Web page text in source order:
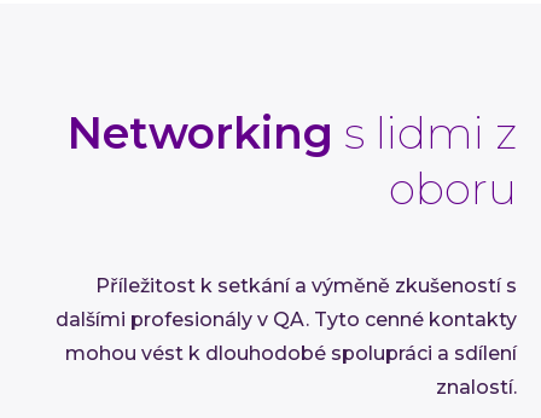
Networking s lidmi z
oboru
Příležitost k setkání a výměně zkušeností s
dalšími profesionály v QA. Tyto cenné kontakty
mohou vést k dlouhodobé spolupráci a sdílení
znalostí.